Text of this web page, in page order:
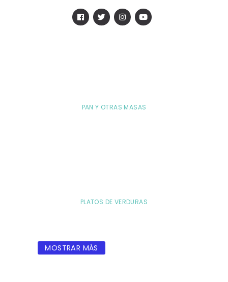
PAN Y OTRAS MASAS
PLATOS DE VERDURAS
MOSTRAR MÁS